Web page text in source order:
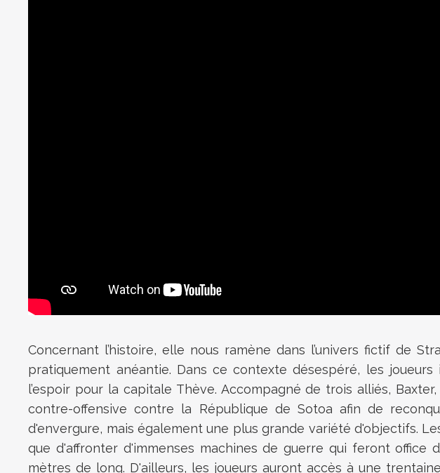
Concernant l’histoire, elle nous ramène dans l’univers fictif de
pratiquement anéantie. Dans ce contexte désespéré, les
l’espoir pour la capitale Thève. Accompagné de trois alliés,
contre-offensive contre la République de Sotoa afin de
d'envergure, mais également une plus grande variété d'objectifs.
que d'affronter d'immenses machines de guerre qui feront
mètres de long. D'ailleurs, les joueurs auront accès à une